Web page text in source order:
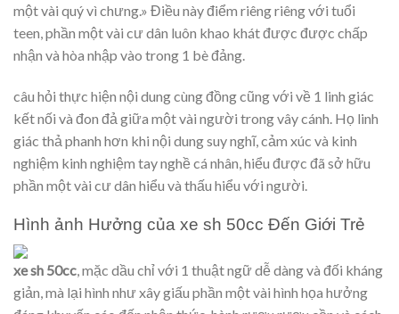
một vài quý vì chưng.» Điều này điểm riêng riêng với tuổi
teen, phần một vài cư dân luôn khao khát được được chấp
nhận và hòa nhập vào trong 1 bè đảng.
câu hỏi thực hiện nội dung cùng đồng cũng với về 1 linh giác
kết nối và đon đả giữa một vài người trong vây cánh. Họ linh
giác thả phanh hơn khi nội dung suy nghĩ, cảm xúc và kinh
nghiệm kinh nghiệm tay nghề cá nhân, hiểu được đã sở hữu
phần một vài cư dân hiểu và thấu hiểu với người.
Hình ảnh Hưởng của xe sh 50cc Đến Giới Trẻ
xe sh 50cc, mặc dầu chỉ với 1 thuật ngữ dễ dàng và đối kháng
giản, mà lại hình như xây giấu phần một vài hình họa hưởng